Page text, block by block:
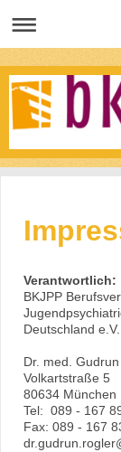
Verantwortlich:
BKJPP
Deutschland
Dr. med.
Volkartstraße 5
80634 München
Tel: 089 - 167
Fax: 089 - 167